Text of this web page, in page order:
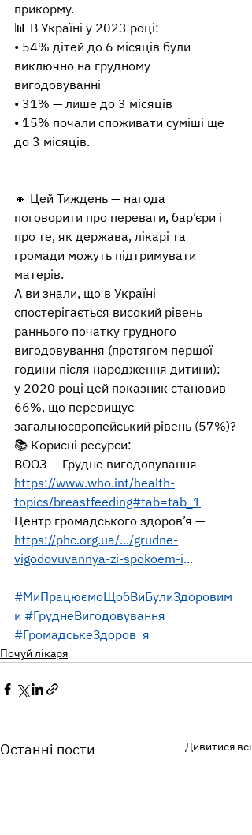
прикорму.
📊 В Україні у 2023 році:
• 54% дітей до 6 місяців були
виключно на грудному
вигодовуванні
• 31% — лише до 3 місяців
• 15% почали споживати суміші ще
до 3 місяців.
🔸 Цей Тиждень — нагода
поговорити про переваги, бар’єри і
про те, як держава, лікарі та
громади можуть підтримувати
матерів.
А ви знали, що в Україні
спостерігається високий рівень
раннього початку грудного
вигодовування (протягом першої
години після народження дитини):
у 2020 році цей показник становив
66%, що перевищує
загальноєвропейський рівень (57%)?
📚 Корисні ресурси:
ВООЗ — Грудне вигодовування -
https://www.who.int/health-
topics/breastfeeding#tab=tab_1
Центр громадського здоров’я —
https://phc.org.ua/.../grudne-
vigodovuvannya-zi-spokoem-i...
#МиПрацюємоЩобВиБулиЗдоровим
и #ГруднеВигодовування
#ГромадськеЗдоров_я
Почуй лікаря
Останні пости Дивитися всі